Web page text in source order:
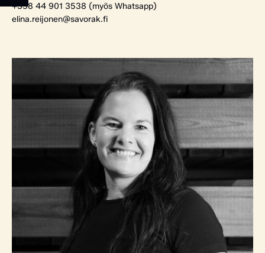
+358 44 901 3538 (myös Whatsapp)
elina.reijonen@savorak.fi